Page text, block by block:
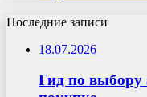
Последние записи
18.07.2026
Гид по выбору